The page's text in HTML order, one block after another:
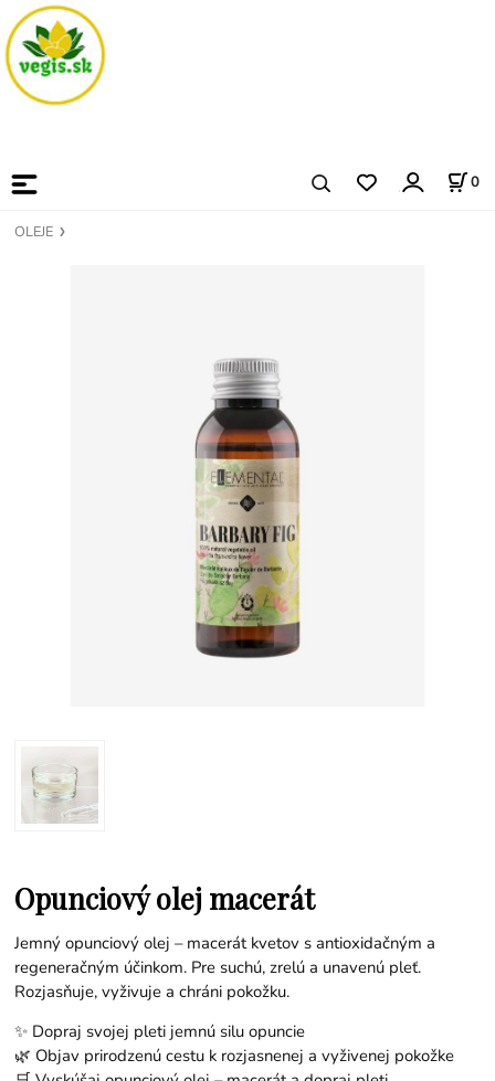
0
OLEJE
Opunciový olej macerát
Jemný opunciový olej – macerát kvetov s antioxidačným a
regeneračným účinkom. Pre suchú, zrelú a unavenú pleť.
Rozjasňuje, vyživuje a chráni pokožku.
✨ Dopraj svojej pleti jemnú silu opuncie
🌿 Objav prirodzenú cestu k rozjasnenej a vyživenej pokožke